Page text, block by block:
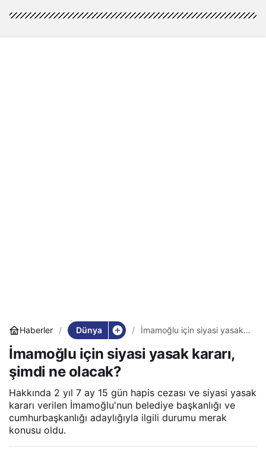
Haberler Dünya
İmamoğlu için siyasi yasak
İmamoğlu için siyasi yasak kararı,
şimdi ne olacak?
Hakkında 2 yıl 7 ay 15 gün hapis cezası ve siyasi yasak
kararı verilen İmamoğlu'nun belediye başkanlığı ve
cumhurbaşkanlığı adaylığıyla ilgili durumu merak
konusu oldu.